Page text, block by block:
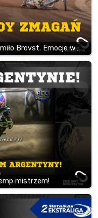
Brovst. Emocje w…
mistrzem!